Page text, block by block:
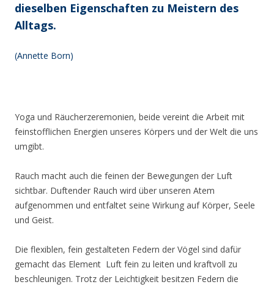
dieselben Eigenschaften zu Meistern des
Alltags.
(Annette Born)
Yoga und Räucherzeremonien, beide vereint die Arbeit mit
feinstofflichen Energien unseres Körpers und der Welt die uns
umgibt.
Rauch macht auch die feinen der Bewegungen der Luft
sichtbar. Duftender Rauch wird über unseren Atem
aufgenommen und entfaltet seine Wirkung auf Körper, Seele
und Geist.
Die flexiblen, fein gestalteten Federn der Vögel sind dafür
gemacht das Element Luft fein zu leiten und kraftvoll zu
beschleunigen. Trotz der Leichtigkeit besitzen Federn die